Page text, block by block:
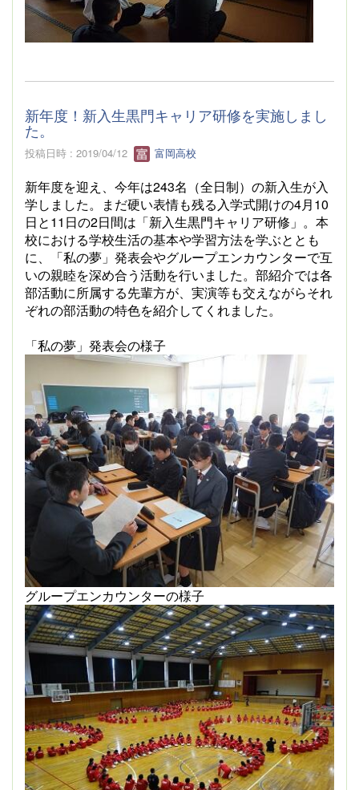
新年度！新入生黒門キャリア研修を実施しまし
た。
投稿日時 : 2019/04/12 富岡高校
新年度を迎え、今年は243名（全日制）の新入生が入
学しました。まだ硬い表情も残る入学式開けの4月10
日と11 日の2日間は「新入生黒門キャリア研修」。本
校における学校生活の基本や学習方法を学ぶととも
に、「私の夢」発表会やグループエンカウンターで互
いの親睦を深め合う活動を行いました。部紹介では各
部活動に所属する先輩方が、実演等も交えながらそれ
ぞれの部活動の特色を紹介してくれました。
「私の夢」発表会の様子
グループエンカウンターの様子